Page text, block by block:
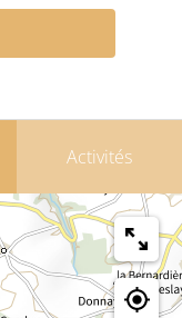
Activités